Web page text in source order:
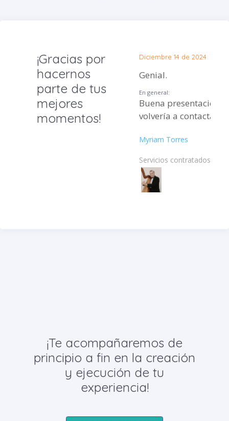
¡Gracias por
hacernos
parte de tus
mejores
momentos!
Diciembre 14 de 2024
Genial.
En general:
Buena presentación
volvería a contactar.
Myriam Torres
Servicios contratados:
¡Te acompañaremos de
principio a fin en la creación
y ejecución de tu
experiencia!